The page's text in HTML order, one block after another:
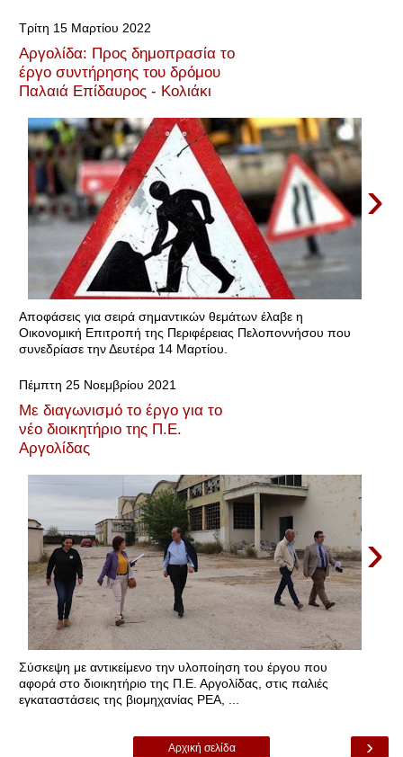
Τρίτη 15 Μαρτίου 2022
Αργολίδα: Προς δημοπρασία το
έργο συντήρησης του δρόμου
Παλαιά Επίδαυρος - Κολιάκι
›
Αποφάσεις για σειρά σημαντικών θεμάτων έλαβε η
Οικονομική Επιτροπή της Περιφέρειας Πελοποννήσου που
συνεδρίασε την Δευτέρα 14 Μαρτίου.
Πέμπτη 25 Νοεμβρίου 2021
Με διαγωνισμό το έργο για το
νέο διοικητήριο της Π.Ε.
Αργολίδας
›
Σύσκεψη με αντικείμενο την υλοποίηση του έργου που
αφορά στο διοικητήριο της Π.Ε. Αργολίδας, στις παλιές
εγκαταστάσεις της βιομηχανίας ΡΕΑ, ...
›
Αρχική σελίδα